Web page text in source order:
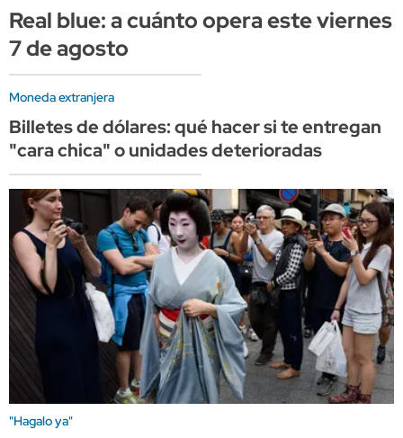
Real blue: a cuánto opera este viernes
7 de agosto
Moneda extranjera
Billetes de dólares: qué hacer si te entregan
"cara chica" o unidades deterioradas
"Hagalo ya"